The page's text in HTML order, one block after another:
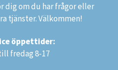
dig om du har frågor eller
tjänster. Välkommen!
öppettider:
fredag 8-17